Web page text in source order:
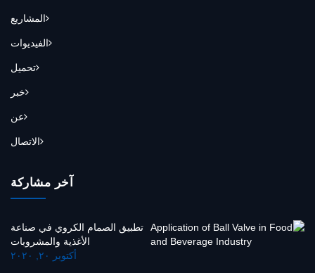
المشاريع
الفيديوات
تحميل
خبر
عن
الاتصال
آخر مشاركة
تطبيق الصمام الكروي في صناعة
الأغذية والمشروبات
أكتوبر ۲۰, ۲۰۲۰